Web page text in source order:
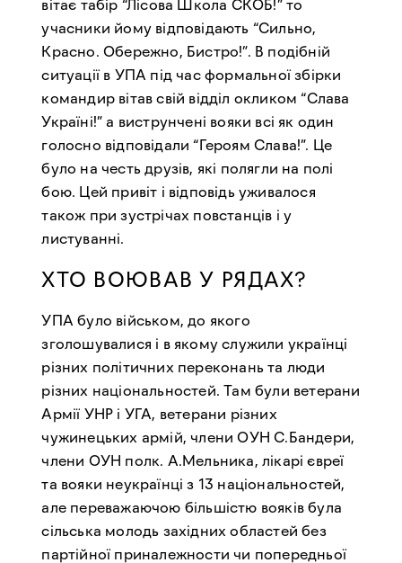
вітає табір “Лісова Школа СКОБ!” то
учасники йому відповідають “Сильно,
Красно. Обережно, Бистро!”. В подібній
ситуації в УПА під час формальної збірки
командир вітав свій відділ окликом “Слава
Україні!” а виструнчені вояки всі як один
голосно відповідали “Героям Слава!”. Це
було на честь друзів, які полягли на полі
бою. Цей привіт і відповідь уживалося
також при зустрічах повстанців і у
листуванні.
ХТО ВОЮВАВ У РЯДАХ?
УПА було військом, до якого
зголошувалися і в якому служили українці
різних політичних переконань та люди
різних національностей. Там були ветерани
Армії УНР і УГА, ветерани різних
чужинецьких армій, члени ОУН С.Бандери,
члени ОУН полк. А.Мельника, лікарі євреї
та вояки неукраїнці з 13 національностей,
але переважаючою більшістю вояків була
сільська молодь західних областей без
партійної приналежности чи попередньої